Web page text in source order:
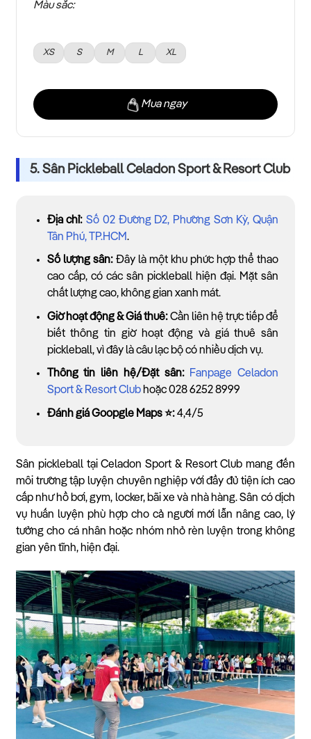
Màu sắc:
XS S M L XL
Mua ngay
5. Sân Pickleball Celadon Sport & Resort Club
Địa chỉ: Số 02 Đường D2, Phường Sơn Kỳ, Quận
Tân Phú, TP.HCM.
Số lượng sân: Đây là một khu phức hợp thể thao
cao cấp, có các sân pickleball hiện đại. Mặt sân
chất lượng cao, không gian xanh mát.
Giờ hoạt động & Giá thuê:Cần liên hệ trực tiếp để
biết thông tin giờ hoạt động và giá thuê sân
pickleball, vì đây là câu lạc bộ có nhiều dịch vụ.
Thông tin liên hệ/Đặt sân: Fanpage Celadon
Sport & Resort Clubhoặc 028 6252 8999
Đánh giá Goopgle Maps ⭐:4,4/5
Sân pickleball tại Celadon Sport & Resort Club mang đến
môi trường tập luyện chuyên nghiệp với đầy đủ tiện ích cao
cấp như hồ bơi, gym, locker, bãi xe và nhà hàng. Sân có dịch
vụ huấn luyện phù hợp cho cả người mới lẫn nâng cao, lý
tưởng cho cá nhân hoặc nhóm nhỏ rèn luyện trong không
gian yên tĩnh, hiện đại.